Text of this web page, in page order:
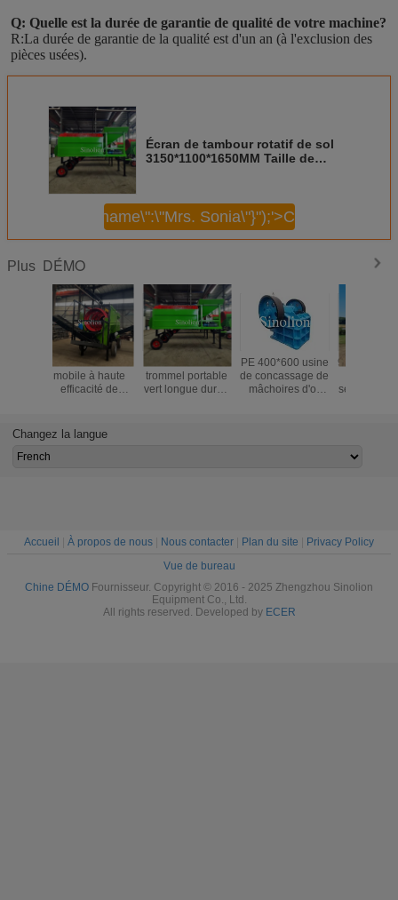
Q: Quelle est la durée de garantie de qualité de votre machine?
R:La durée de garantie de la qualité est d'un an (à l'exclusion des
pièces usées).
Écran de tambour rotatif de sol
3150*1100*1650MM Taille de
\",\"username\":\"Mrs. Sonia\"}");'>Continuer
Plus DÉMO
PE 400*600 usine
de concassage de
mâchoires d'or
tension
220V/380V/415V
9400*2200*2900MM
Machine de
sélection du sable
Trommel à écran
rotatif mobile pour
le dépistage du
Changez la langue
Accueil À propos de nous Nous contacter Plan du site
Privacy Policy
Vue de bureau
Chine DÉMO Fournisseur. Copyright © 2016 - 2025 Zhengzhou Sinolion
Equipment Co., Ltd.
All rights reserved. Developed by ECER